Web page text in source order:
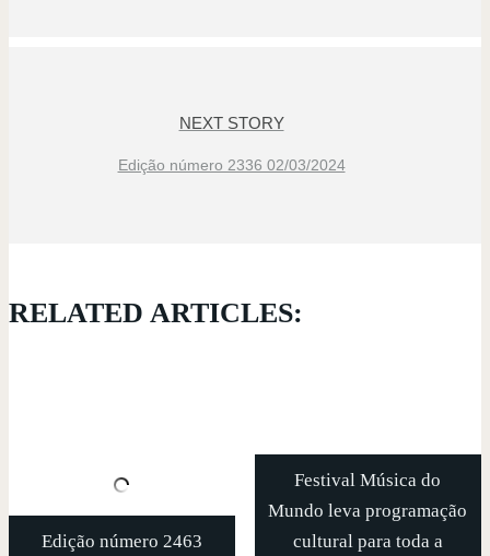
NEXT STORY
Edição número 2336 02/03/2024
RELATED ARTICLES:
Edição número 2463
Festival Música do
Mundo leva programação
cultural para toda a